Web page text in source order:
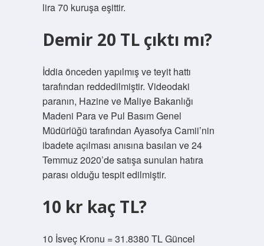
lira 70 kuruşa eşittir.
Demir 20 TL çıktı mı?
İddia önceden yapılmış ve teyit hattı
tarafından reddedilmiştir. Videodaki
paranın, Hazine ve Maliye Bakanlığı
Madeni Para ve Pul Basım Genel
Müdürlüğü tarafından Ayasofya Camii’nin
ibadete açılması anısına basılan ve 24
Temmuz 2020’de satışa sunulan hatıra
parası olduğu tespit edilmiştir.
10 kr kaç TL?
10 İsveç Kronu = 31.8380 TL Güncel